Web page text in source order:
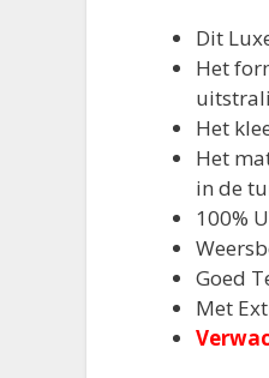
Dit
Het
Het
Het
in de
100%
Goed
Met